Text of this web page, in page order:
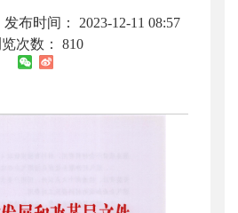
发布时间： 2023-12-11 08:57
次数： 810